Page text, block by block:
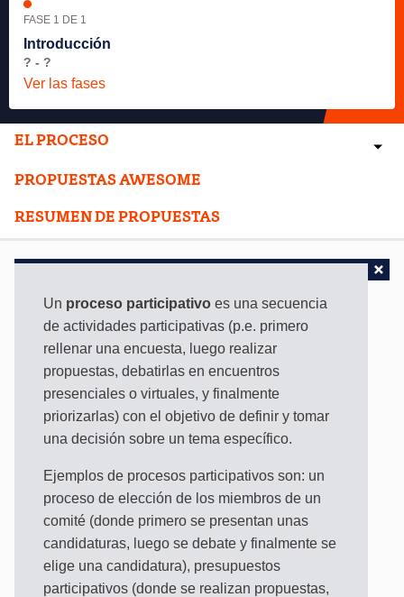
FASE 1 DE 1
Introducción
? - ?
Ver las fases
EL PROCESO
PROPUESTAS AWESOME
RESUMEN DE PROPUESTAS
Un proceso participativo es una secuencia
de actividades participativas (p.e. primero
rellenar una encuesta, luego realizar
propuestas, debatirlas en encuentros
presenciales o virtuales, y finalmente
priorizarlas) con el objetivo de definir y tomar
una decisión sobre un tema específico.
Ejemplos de procesos participativos son: un
proceso de elección de los miembros de un
comité (donde primero se presentan unas
candidaturas, luego se debate y finalmente se
elige una candidatura), presupuestos
participativos (donde se realizan propuestas,